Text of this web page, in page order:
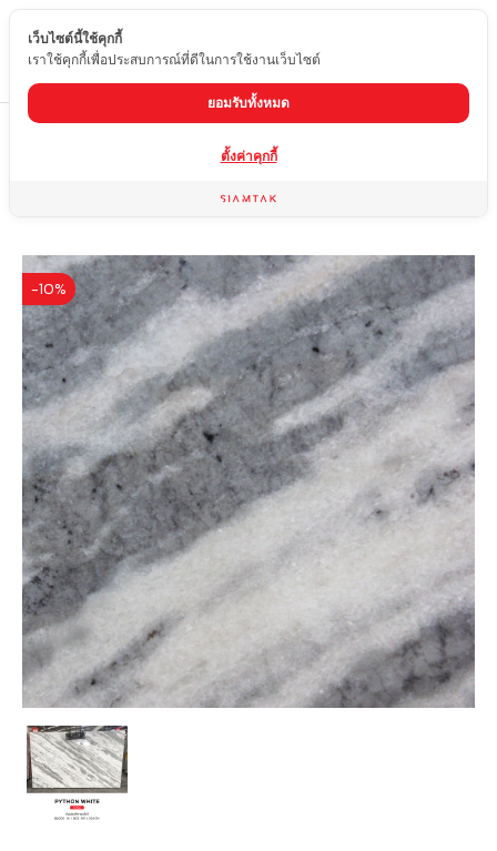
TH
หินอ่อน PYTHON WHITE
-10%
เว็บไซต์นี้ใช้คุกกี้
เราใช้คุกกี้เพื่อประสบการณ์ที่ดีในการใช้งานเว็บไซต์
ยอมรับทั้งหมด
ตั้งค่าคุกกี้